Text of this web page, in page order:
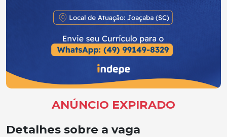
ANÚNCIO EXPIRADO
Detalhes sobre a vaga